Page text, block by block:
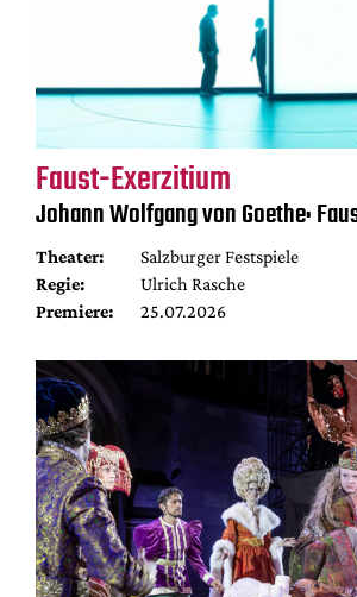
Faust-Exerzitium
Johann Wolfgang von Goethe:
Theater:
Salzburger Festspiele
Regie:
Ulrich Rasche
Premiere:
25.07.2026